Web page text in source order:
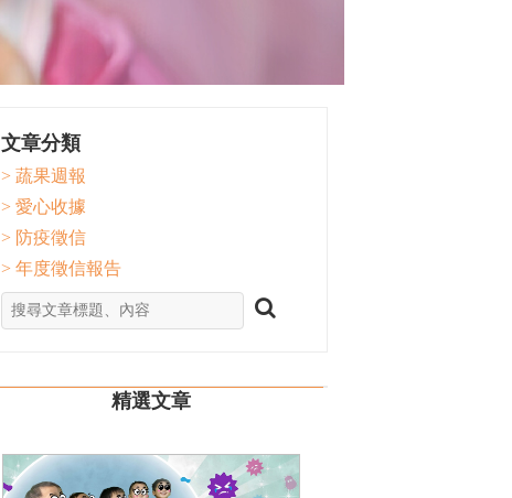
文章分類
> 蔬果週報
> 愛心收據
> 防疫徵信
> 年度徵信報告
精選文章